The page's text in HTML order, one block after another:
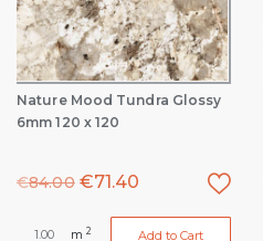
Nature Mood Tundra Glossy
6mm 120 x 120
€84.00 €71.40
m 2 Add to Cart